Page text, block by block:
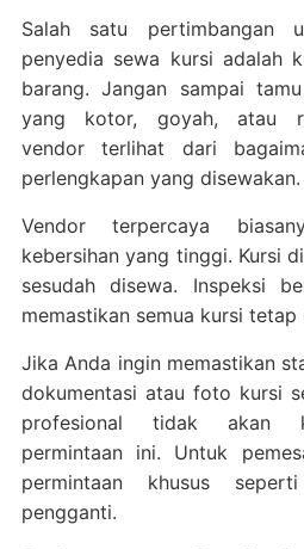
Salah satu pertimbangan
penyedia sewa kursi adalah
barang. Jangan sampai
yang kotor, goyah, atau
vendor terlihat dari
perlengkapan yang disewakan.
Vendor terpercaya
kebersihan yang tinggi. Kursi
sesudah disewa. Inspeksi
memastikan semua kursi
Jika Anda ingin memastikan
dokumentasi atau foto kursi
profesional tidak akan
permintaan ini. Untuk
permintaan khusus
pengganti.